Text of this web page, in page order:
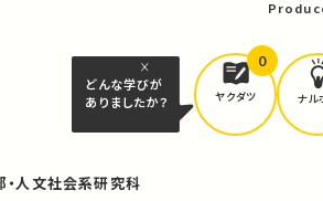
どんな学びが
ありましたか？
ヤクダツ
0
ナル
人文社会系研究科